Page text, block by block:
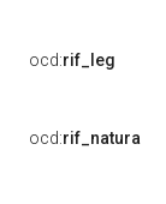
ocd:rif_leg
ocd:rif_natura